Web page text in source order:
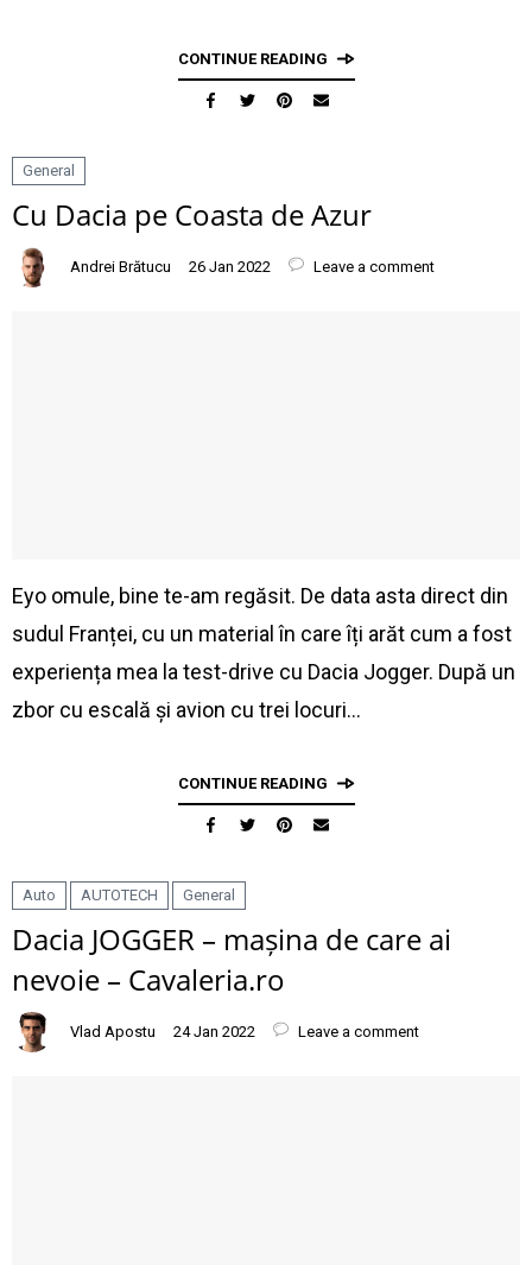
CONTINUE READING
General
Cu Dacia pe Coasta de Azur
Andrei Brătucu 26 Jan 2022 Leave a comment
Eyo omule, bine te-am regăsit. De data asta direct din
sudul Franței, cu un material în care îți arăt cum a fost
experiența mea la test-drive cu Dacia Jogger. După un
zbor cu escală și avion cu trei locuri…
CONTINUE READING
Auto AUTOTECH General
Dacia JOGGER – mașina de care ai
nevoie – Cavaleria.ro
Vlad Apostu 24 Jan 2022 Leave a comment